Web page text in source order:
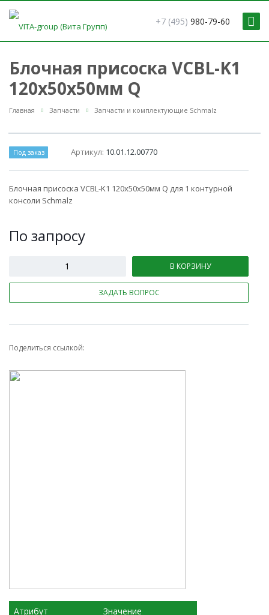
+7 (495) 980-79-60
Блочная присоска VCBL-K1
120x50x50мм Q
Главная Запчасти Запчасти и комплектующие Schmalz
Под заказ Артикул: 10.01.12.00770
Блочная присоска VCBL-K1 120x50x50мм Q для 1 контурной
консоли Schmalz
По запросу
В КОРЗИНУ
ЗАДАТЬ ВОПРОС
Поделиться ссылкой:
Атрибут Значение